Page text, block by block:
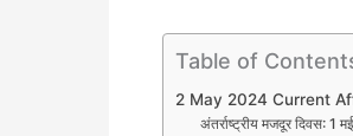
o
o
k
p
p
m
Table of
2 May 2024 Current
अंतर्राष्ट्रीय मजदूर दिवस: 1 मई